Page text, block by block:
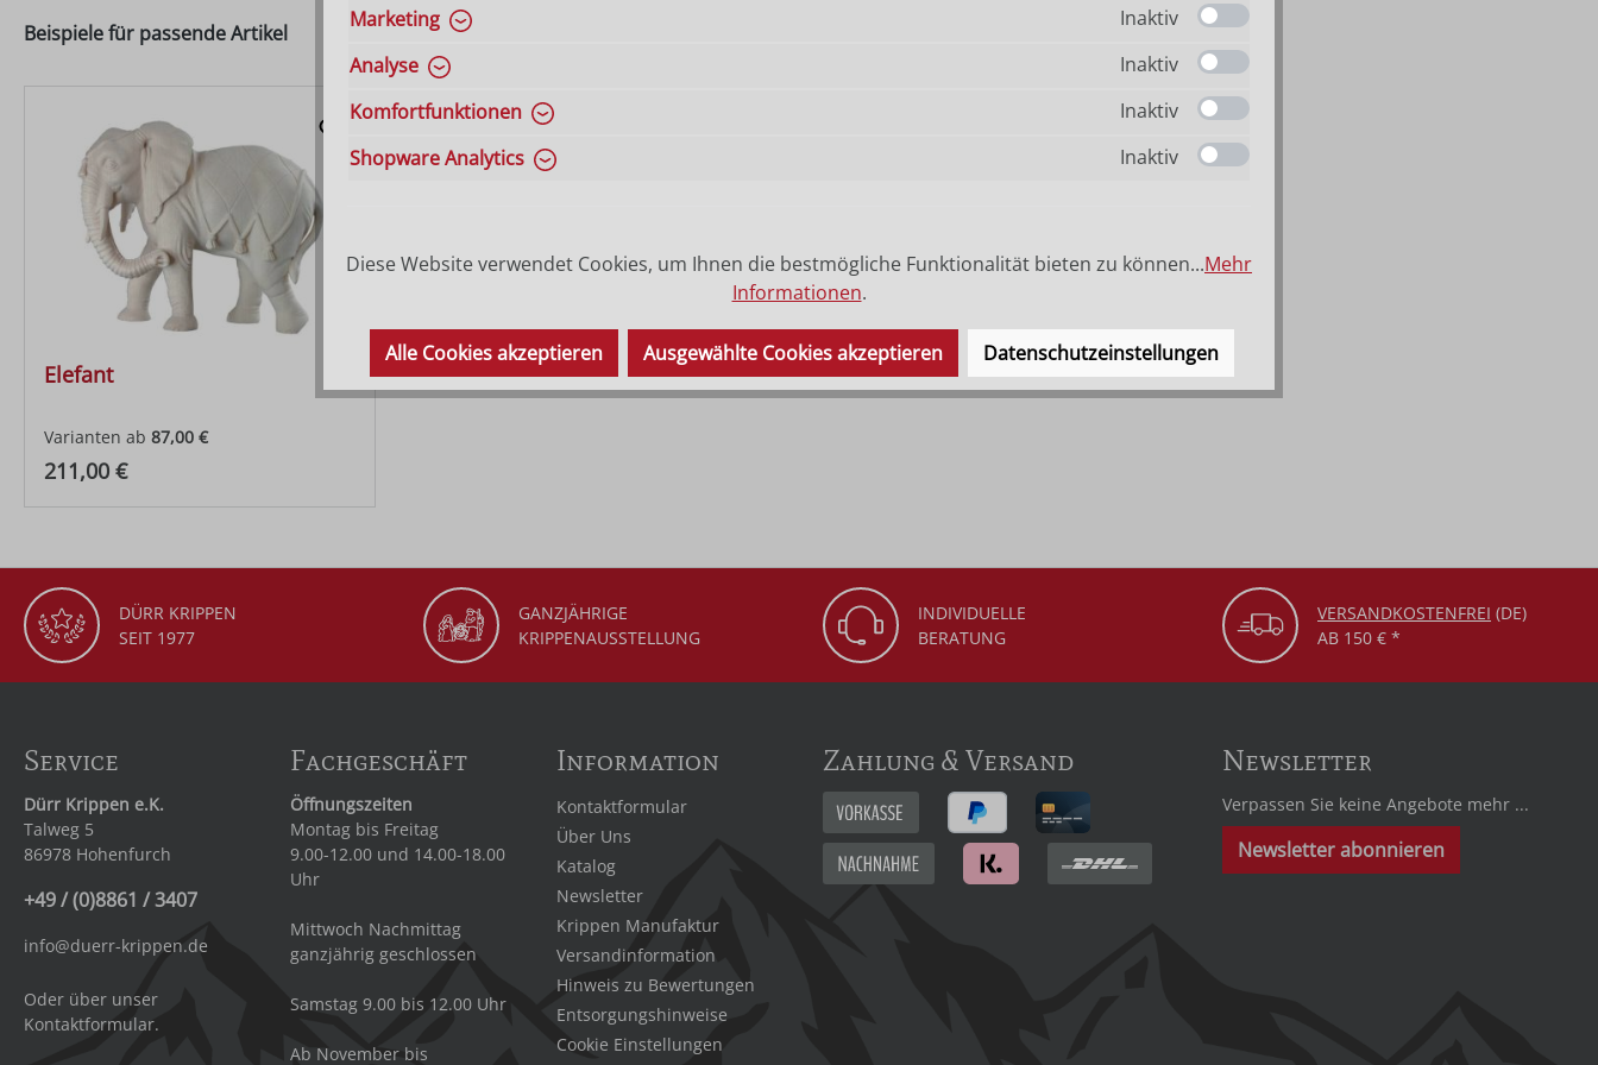
Beispiele für passende Artikel
Elefant
Varianten ab 87,00 €
Regulärer Preis:
211,00 €
DÜRR KRIPPEN
SEIT 1977
GANZJÄHRIGE
KRIPPENAUSSTELLUNG
INDIVIDUELLE
BERATUNG
VERSANDKOSTENFREI (DE)
AB 150 € *
Service
Dürr Krippen e.K.
Talweg 5
86978 Hohenfurch
+49 / (0)8861 / 3407
info@duerr-krippen.de
Oder über unser
Kontaktformular.
Fachgeschäft
Öffnungszeiten
Montag bis Freitag
9.00-12.00 und 14.00-18.00
Uhr
Mittwoch Nachmittag
ganzjährig geschlossen
Samstag 9.00 bis 12.00 Uhr
Ab November bis
Information
Kontaktformular
Über Uns
Katalog
Newsletter
Krippen Manufaktur
Versandinformation
Hinweis zu Bewertungen
Entsorgungshinweise
Cookie Einstellungen
Zahlung & Versand Newsletter
Verpassen Sie keine Angebote mehr ...
Newsletter abonnieren
Marketing
Inaktiv
Analyse
Inaktiv
Komfortfunktionen
Inaktiv
Shopware Analytics
Inaktiv
Diese Website verwendet Cookies, um Ihnen die bestmögliche Funktionalität bieten zu können...Mehr
Informationen.
Alle Cookies akzeptieren Ausgewählte Cookies akzeptieren Datenschutzeinstellungen